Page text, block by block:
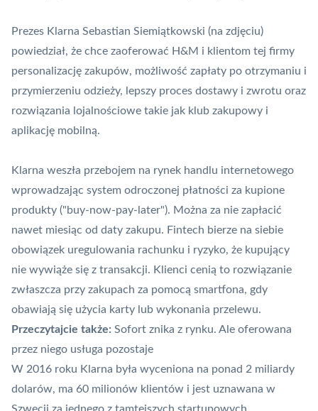
Prezes Klarna Sebastian Siemiątkowski (na zdjęciu)
powiedział, że chce zaoferować H&M i klientom tej firmy
personalizację zakupów, możliwość zapłaty po otrzymaniu i
przymierzeniu odzieży, lepszy proces dostawy i zwrotu oraz
rozwiązania lojalnościowe takie jak klub zakupowy i
aplikację mobilną.
Klarna weszła przebojem na rynek handlu internetowego
wprowadzając system odroczonej płatności za kupione
produkty ("buy-now-pay-later"). Można za nie zapłacić
nawet miesiąc od daty zakupu. Fintech bierze na siebie
obowiązek uregulowania rachunku i ryzyko, że kupujący
nie wywiąże się z transakcji. Klienci cenią to rozwiązanie
zwłaszcza przy zakupach za pomocą smartfona, gdy
obawiają się użycia karty lub wykonania przelewu.
Przeczytajcie także: Sofort znika z rynku. Ale oferowana
przez niego usługa pozostaje
W 2016 roku Klarna była wyceniona na ponad 2 miliardy
dolarów, ma 60 milionów klientów i jest uznawana w